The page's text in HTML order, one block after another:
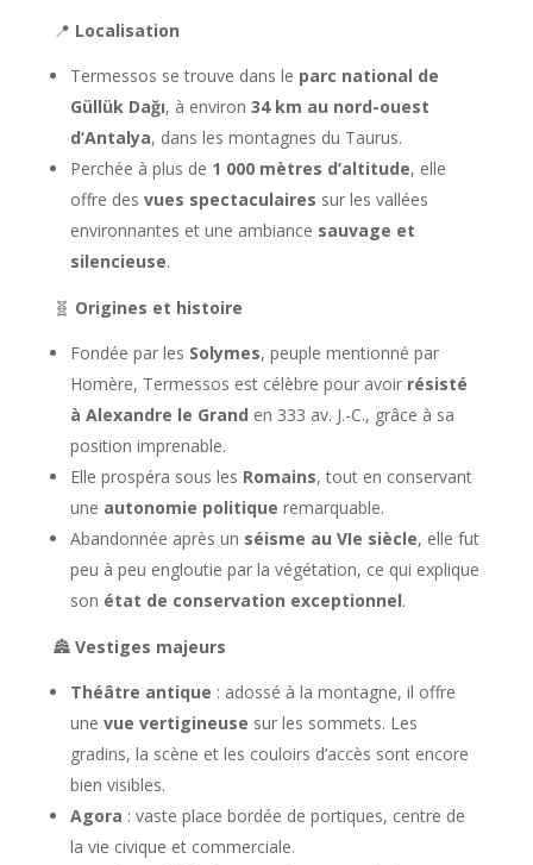
📍 Localisation
Termessos se trouve dans le parc national de
Güllük Dağı, à environ 34 km au nord-ouest
d’Antalya, dans les montagnes du Taurus.
Perchée à plus de 1 000 mètres d’altitude, elle
offre des vues spectaculaires sur les vallées
environnantes et une ambiance sauvage et
silencieuse.
🧬 Origines et histoire
Fondée par les Solymes, peuple mentionné par
Homère, Termessos est célèbre pour avoir résisté
à Alexandre le Grand en 333 av. J.-C., grâce à sa
position imprenable.
Elle prospéra sous les Romains, tout en conservant
une autonomie politique remarquable.
Abandonnée après un séisme au VIe siècle, elle fut
peu à peu engloutie par la végétation, ce qui explique
son état de conservation exceptionnel.
🏯 Vestiges majeurs
Théâtre antique : adossé à la montagne, il offre
une vue vertigineuse sur les sommets. Les
gradins, la scène et les couloirs d’accès sont encore
bien visibles.
Agora : vaste place bordée de portiques, centre de
la vie civique et commerciale.